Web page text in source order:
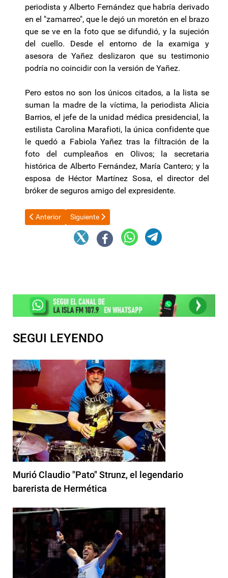
periodista y Alberto Fernández que habría derivado
en el "zamarreo", que le dejó un moretón en el brazo
que se ve en la foto que se difundió, y la sujeción
del cuello. Desde el entorno de la examiga y
asesora de Yañez deslizaron que su testimonio
podría no coincidir con la versión de Yañez.
Pero estos no son los únicos citados, a la lista se
suman la madre de la víctima, la periodista Alicia
Barrios, el jefe de la unidad médica presidencial, la
estilista Carolina Marafioti, la única confidente que
le quedó a Fabiola Yañez tras la filtración de la
foto del cumpleaños en Olivos; la secretaria
histórica de Alberto Fernández, María Cantero; y la
esposa de Héctor Martínez Sosa, el director del
bróker de seguros amigo del expresidente.
Artículo anterior: El Gobierno denunció un esquema de
Anterior Artículo siguiente: Jalil visitó la obra de lo que
Siguiente
SEGUI LEYENDO
Murió Claudio "Pato" Strunz, el legendario
barerista de Hermética